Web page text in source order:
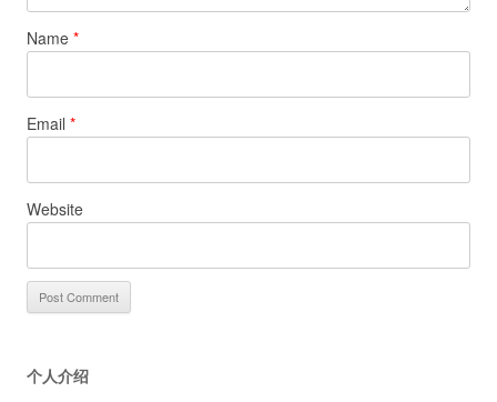
Name *
Email *
Website
个人介绍